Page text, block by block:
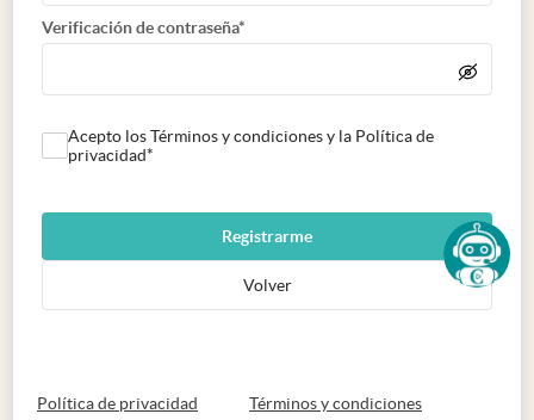
Verificación de contraseña*
Acepto los Términos y condiciones y la Política de
privacidad*
Registrarme
Volver
Política de privacidad abre en nueva pestaña
Términos y condicionesabre en nueva